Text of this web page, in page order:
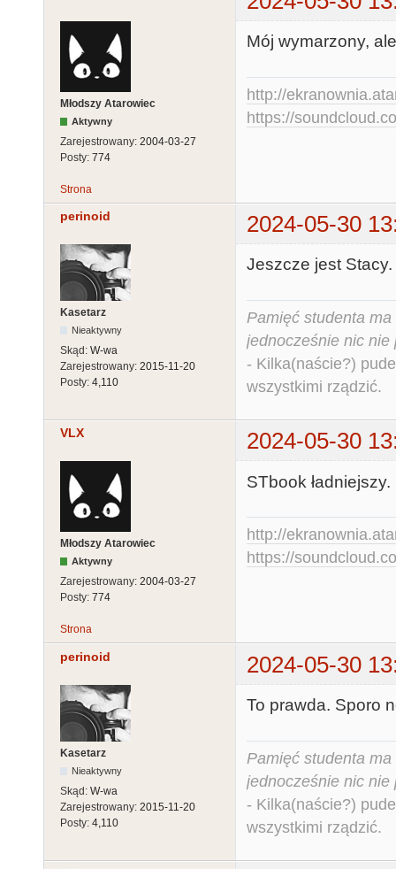
Młodszy Atarowiec
Aktywny
Zarejestrowany: 2004-03-27
Posty: 774
Mój wymarzony,
http://
https://
Strona
perinoid 2024-05-30
Kasetarz
Nieaktywny
Skąd: W-wa
Zarejestrowany: 2015-11-20
Posty: 4,110
Jeszcze jest
Pamięć studenta
jednocześnie nic nie
- Kilka(naście?)
wszystkimi rządzić.
VLX 2024-05-30
Młodszy Atarowiec
Aktywny
Zarejestrowany: 2004-03-27
Posty: 774
STbook ładniejszy.
http://
https://
Strona
perinoid 2024-05-30
Kasetarz
Nieaktywny
Skąd: W-wa
Zarejestrowany: 2015-11-20
Posty: 4,110
To prawda. Sporo
Pamięć studenta
jednocześnie nic nie
- Kilka(naście?)
wszystkimi rządzić.